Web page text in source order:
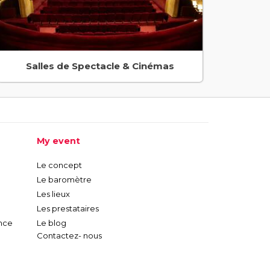
Salles de Spectacle & Cinémas
My event
Le concept
Le baromètre
Les lieux
Les prestataires
Le blog
Contactez- nous